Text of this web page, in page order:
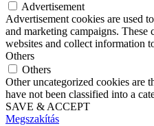
Advertisement
Advertisement cookies are used
and marketing campaigns. These
websites and collect information
Others
Others
Other uncategorized cookies are
have not been classified into a
SAVE & ACCEPT
Megszakítás